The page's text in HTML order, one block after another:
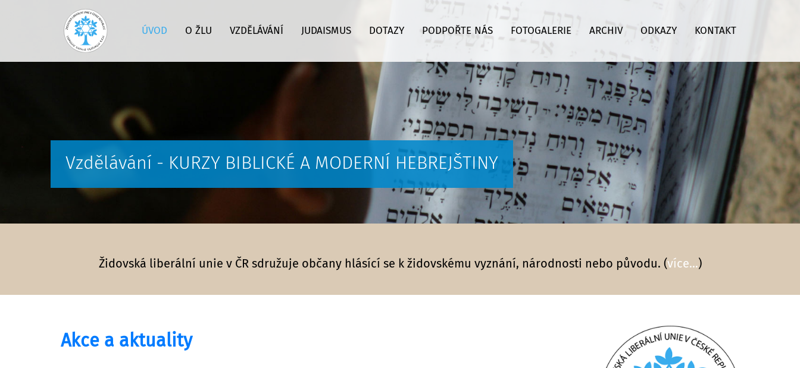
Vzdělávání - KURZY BIBLICKÉ A MODERNÍ HEBREJŠTINY
Židovská liberální unie v ČR sdružuje občany hlásící se k židovskému vyznání, národnosti nebo původu. (více...)
ÚVOD O ŽLU VZDĚLÁVÁNÍ JUDAISMUS DOTAZY PODPOŘTE NÁS FOTOGALERIE ARCHIV ODKAZY KONTAKT
Akce a aktuality